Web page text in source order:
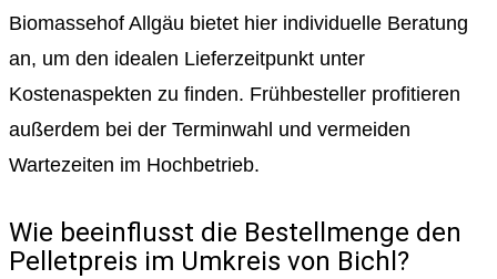
Biomassehof Allgäu bietet hier individuelle Beratung
an, um den idealen Lieferzeitpunkt unter
Kostenaspekten zu finden. Frühbesteller profitieren
außerdem bei der Terminwahl und vermeiden
Wartezeiten im Hochbetrieb.
Wie beeinflusst die Bestellmenge den
Pelletpreis im Umkreis von Bichl?